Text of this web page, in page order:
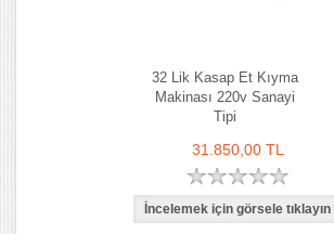
32 Lik Kasap Et Kıyma
Makinası 220v Sanayi
Tipi
31.850,00 TL